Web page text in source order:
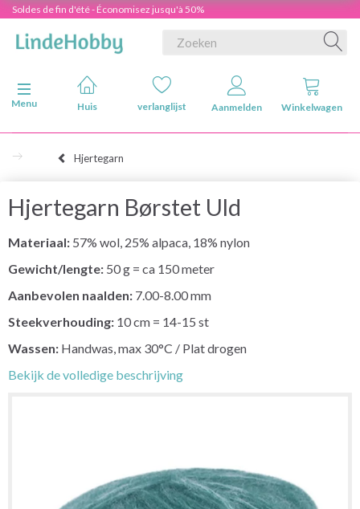
Soldes de fin d'été - Économisez jusqu'à 50%
Navigatie in-/uitschakelen
Menu
Huis verlanglijst Aanmelden Winkelwagen
Hjertegarn
Hjertegarn Børstet Uld
Materiaal: 57% wol, 25% alpaca, 18% nylon
Gewicht/lengte: 50 g = ca 150 meter
Aanbevolen naalden: 7.00-8.00 mm
Steekverhouding: 10 cm = 14-15 st
Wassen: Handwas, max 30°C / Plat drogen
Bekijk de volledige beschrijving